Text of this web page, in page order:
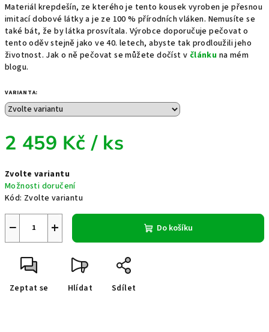
Materiál krepdešín, ze kterého je tento kousek vyroben je přesnou
imitací dobové látky a je ze 100 % přírodních vláken. Nemusíte se
také bát, že by látka prosvítala. Výrobce doporučuje pečovat o
tento oděv stejně jako ve 40. letech, abyste tak prodloužili jeho
životnost. Jak o ně pečovat se můžete dočíst v článku na mém
blogu.
VARIANTA:
2 459 Kč / ks
cena:
Zvolte variantu
Možnosti doručení
Kód: Zvolte variantu
+
− Do košíku
Zeptat se Hlídat Sdílet